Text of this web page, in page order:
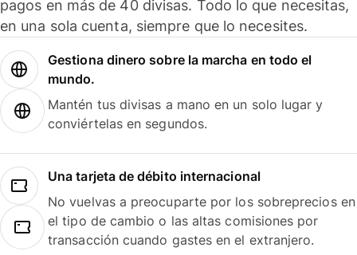
pagos en más de 40 divisas. Todo lo que necesitas,
en una sola cuenta, siempre que lo necesites.
Gestiona dinero sobre la marcha en todo el
mundo.
Mantén tus divisas a mano en un solo lugar y
conviértelas en segundos.
Una tarjeta de débito internacional
No vuelvas a preocuparte por los sobreprecios en
el tipo de cambio o las altas comisiones por
transacción cuando gastes en el extranjero.